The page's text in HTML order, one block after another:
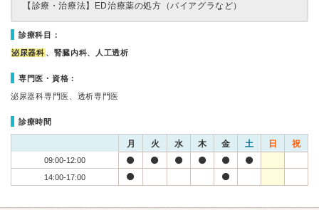
【診療・治療法】
ED治療薬の処方（バイアグラなど）
診療科目：
泌尿器科 、腎臓内科、人工透析
専門医・資格：
泌尿器科専門医、透析専門医
診療時間
月 火 水 木 金 土 日 祝
09:00-12:00
14:00-17:00